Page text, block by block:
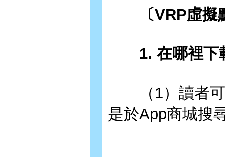
〔VRP虛擬
1. 在哪裡下
（1）讀者可
是於App商城搜